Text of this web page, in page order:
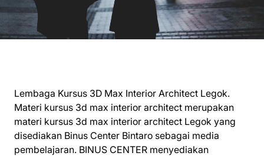
Lembaga Kursus 3D Max Interior Architect Legok.
Materi kursus 3d max interior architect merupakan
materi kursus 3d max interior architect Legok yang
disediakan Binus Center Bintaro sebagai media
pembelajaran. BINUS CENTER menyediakan